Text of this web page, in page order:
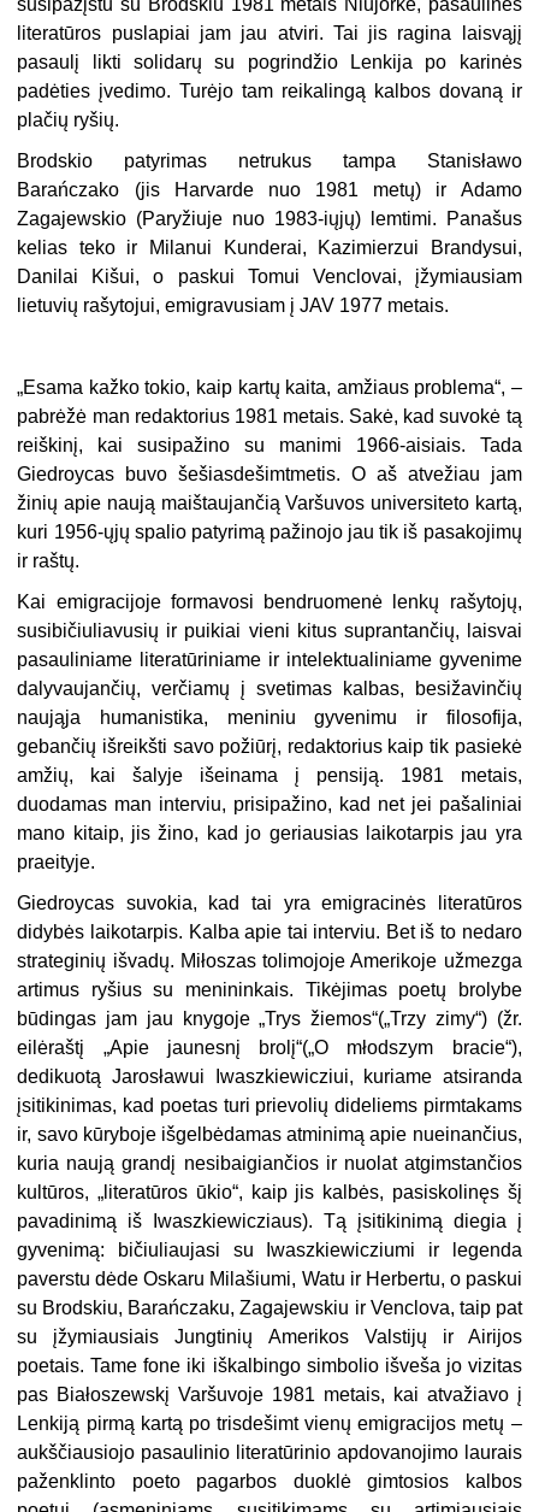
susipažįstu su Brodskiu 1981 metais Niujorke, pasaulinės
literatūros puslapiai jam jau atviri. Tai jis ragina laisvąjį
pasaulį likti solidarų su pogrindžio Lenkija po karinės
padėties įvedimo. Turėjo tam reikalingą kalbos dovaną ir
plačių ryšių.
Brodskio patyrimas netrukus tampa Stanisławo
Barańczako (jis Harvarde nuo 1981 metų) ir Adamo
Zagajewskio (Paryžiuje nuo 1983-iųjų) lemtimi. Panašus
kelias teko ir Milanui Kunderai, Kazimierzui Brandysui,
Danilai Kišui, o paskui Tomui Venclovai, įžymiausiam
lietuvių rašytojui, emigravusiam į JAV 1977 metais.
„Esama kažko tokio, kaip kartų kaita, amžiaus problema“, –
pabrėžė man redaktorius 1981 metais. Sakė, kad suvokė tą
reiškinį, kai susipažino su manimi 1966-aisiais. Tada
Giedroycas buvo šešiasdešimtmetis. O aš atvežiau jam
žinių apie naują maištaujančią Varšuvos universiteto kartą,
kuri 1956-ųjų spalio patyrimą pažinojo jau tik iš pasakojimų
ir raštų.
Kai emigracijoje formavosi bendruomenė lenkų rašytojų,
susibičiuliavusių ir puikiai vieni kitus suprantančių, laisvai
pasauliniame literatūriniame ir intelektualiniame gyvenime
dalyvaujančių, verčiamų į svetimas kalbas, besižavinčių
naująja humanistika, meniniu gyvenimu ir filosofija,
gebančių išreikšti savo požiūrį, redaktorius kaip tik pasiekė
amžių, kai šalyje išeinama į pensiją. 1981 metais,
duodamas man interviu, prisipažino, kad net jei pašaliniai
mano kitaip, jis žino, kad jo geriausias laikotarpis jau yra
praeityje.
Giedroycas suvokia, kad tai yra emigracinės literatūros
didybės laikotarpis. Kalba apie tai interviu. Bet iš to nedaro
strateginių išvadų. Miłoszas tolimojoje Amerikoje užmezga
artimus ryšius su menininkais. Tikėjimas poetų brolybe
būdingas jam jau knygoje „Trys žiemos“(„Trzy zimy“) (žr.
eilėraštį „Apie jaunesnį brolį“(„O młodszym bracie“),
dedikuotą Jarosławui Iwaszkiewicziui, kuriame atsiranda
įsitikinimas, kad poetas turi prievolių dideliems pirmtakams
ir, savo kūryboje išgelbėdamas atminimą apie nueinančius,
kuria naują grandį nesibaigiančios ir nuolat atgimstančios
kultūros, „literatūros ūkio“, kaip jis kalbės, pasiskolinęs šį
pavadinimą iš Iwaszkiewicziaus). Tą įsitikinimą diegia į
gyvenimą: bičiuliaujasi su Iwaszkiewicziumi ir legenda
paverstu dėde Oskaru Milašiumi, Watu ir Herbertu, o paskui
su Brodskiu, Barańczaku, Zagajewskiu ir Venclova, taip pat
su įžymiausiais Jungtinių Amerikos Valstijų ir Airijos
poetais. Tame fone iki iškalbingo simbolio išveša jo vizitas
pas Białoszewskį Varšuvoje 1981 metais, kai atvažiavo į
Lenkiją pirmą kartą po trisdešimt vienų emigracijos metų –
aukščiausiojo pasaulinio literatūrinio apdovanojimo laurais
paženklinto poeto pagarbos duoklė gimtosios kalbos